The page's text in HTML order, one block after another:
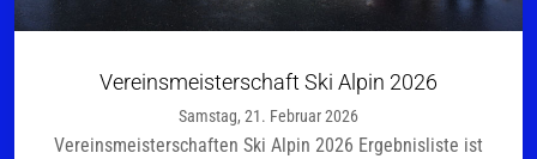
Vereinsmeisterschaft Ski Alpin 2026
Samstag, 21. Februar 2026
Vereinsmeisterschaften Ski Alpin 2026 Ergebnisliste ist